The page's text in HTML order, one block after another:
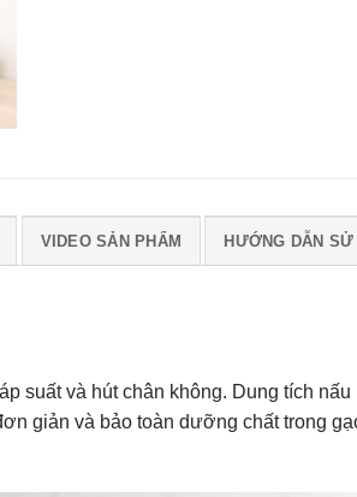
VIDEO SẢN PHẨM HƯỚNG DẪN SỬ
suất và hút chân không. Dung tích
giản và bảo toàn dưỡng chất trong